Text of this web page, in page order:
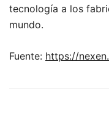
tecnología a los
mundo.
Fuente: https://